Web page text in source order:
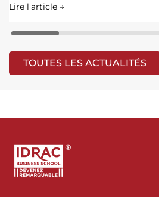
Lire l'article →
TOUTES LES ACTUALITÉS